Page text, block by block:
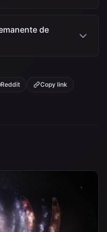
de
Reddit Copy link